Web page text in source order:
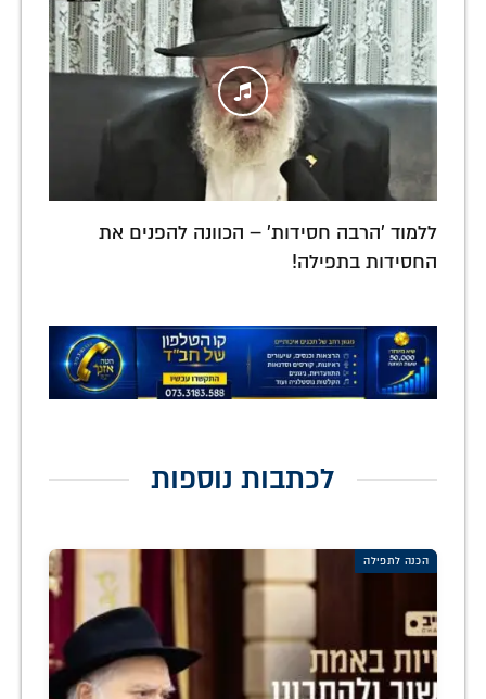
ללמוד 'הרבה חסידות' – הכוונה להפנים את
החסידות בתפילה!
לכתבות נוספות
הכנה לתפילה